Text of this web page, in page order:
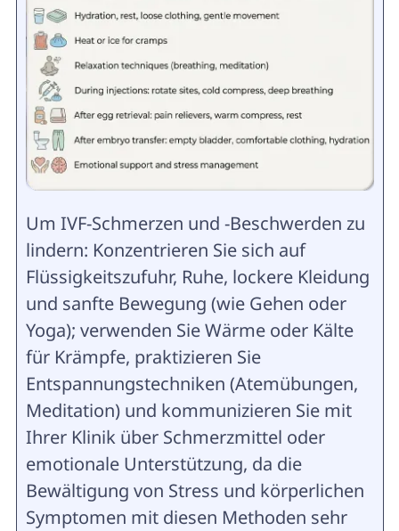
Um IVF-Schmerzen und -Beschwerden zu
lindern: Konzentrieren Sie sich auf
Flüssigkeitszufuhr, Ruhe, lockere Kleidung
und sanfte Bewegung (wie Gehen oder
Yoga); verwenden Sie Wärme oder Kälte
für Krämpfe, praktizieren Sie
Entspannungstechniken (Atemübungen,
Meditation) und kommunizieren Sie mit
Ihrer Klinik über Schmerzmittel oder
emotionale Unterstützung, da die
Bewältigung von Stress und körperlichen
Symptomen mit diesen Methoden sehr